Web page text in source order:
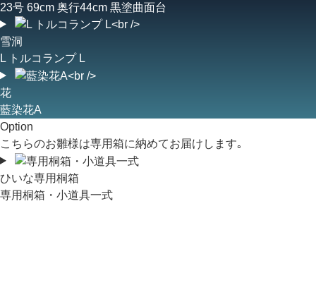
23号 69cm 奥行44cm 黒塗曲面台
雪洞
L トルコランプ L
花
藍染花A
Option
こちらのお雛様は専用箱に納めてお届けします｡
ひいな専用桐箱
専用桐箱・小道具一式